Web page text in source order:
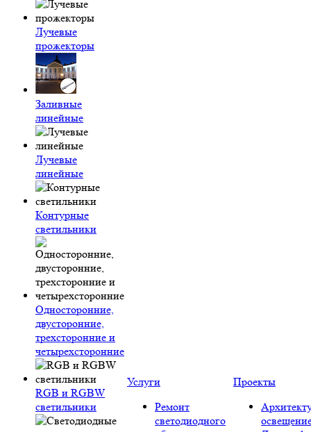
Лучевые
прожекторы
Заливные
линейные
Лучевые
линейные
Контурные
светильники
Односторонние,
двусторонние,
трехсторонние и
четырехсторонние
RGB и RGBW
светильники
Услуги
Ремонт
светодиодного
Проекты